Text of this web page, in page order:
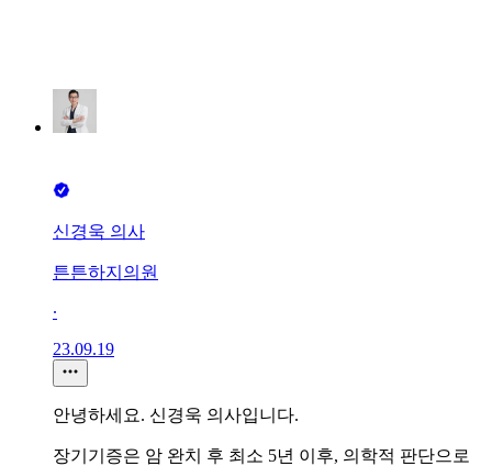
신경욱 의사
튼튼하지의원
∙
23.09.19
안녕하세요. 신경욱 의사입니다.
장기기증은 암 완치 후 최소 5년 이후, 의학적 판단으로